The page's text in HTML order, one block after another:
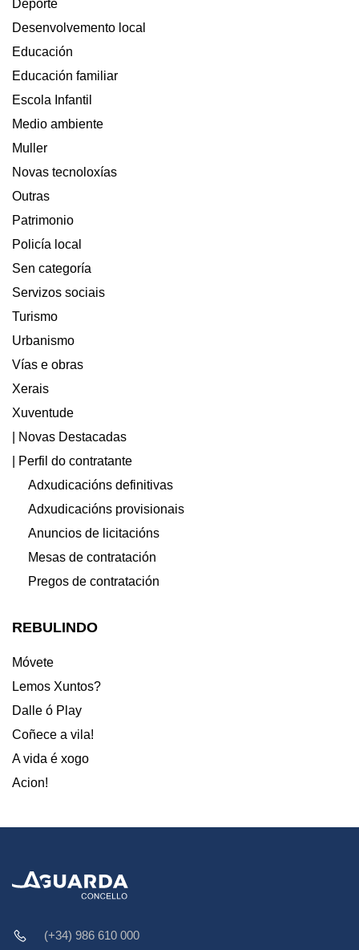
Deporte
Desenvolvemento local
Educación
Educación familiar
Escola Infantil
Medio ambiente
Muller
Novas tecnoloxías
Outras
Patrimonio
Policía local
Sen categoría
Servizos sociais
Turismo
Urbanismo
Vías e obras
Xerais
Xuventude
| Novas Destacadas
| Perfil do contratante
Adxudicacións definitivas
Adxudicacións provisionais
Anuncios de licitacións
Mesas de contratación
Pregos de contratación
REBULINDO
Móvete
Lemos Xuntos?
Dalle ó Play
Coñece a vila!
A vida é xogo
Acion!
(+34) 986 610 000